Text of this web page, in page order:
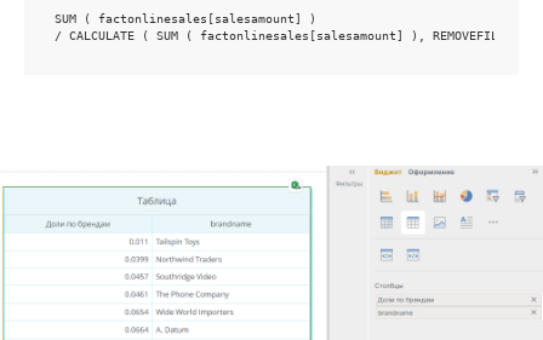
SUM ( factonlinesales[salesamount] )
/ CALCULATE ( SUM ( factonlinesales[salesamount] ),